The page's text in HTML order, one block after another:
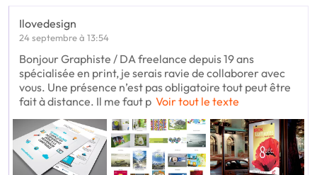
Ilovedesign
24 septembre à 13:54
Bonjour Graphiste / DA freelance depuis 19 ans
spécialisée en print, je serais ravie de collaborer avec
vous. Une présence n’est pas obligatoire tout peut être
fait à distance. Il me faut p Voir tout le texte